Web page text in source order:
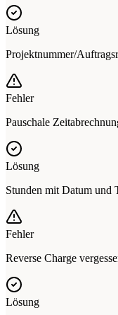
Lösung
Projektnummer/
Fehler
Pauschale
Lösung
Stunden mit Datum und
Fehler
Reverse Charge
Lösung